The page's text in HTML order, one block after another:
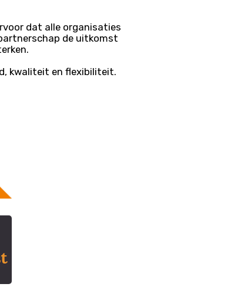
dat alle organisaties
de uitkomst
kwaliteit en flexibiliteit.